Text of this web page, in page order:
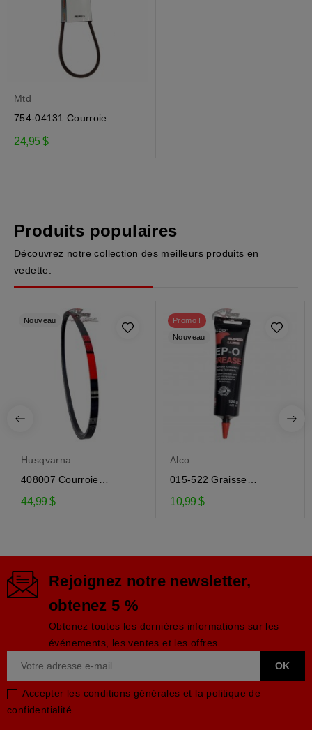
Mtd
754-04131 Courroie
24,95 $
Produits populaires
Découvrez notre collection des meilleurs produits en
vedette.
Nouveau
Husqvarna
408007 Courroie
d'entraînement de la...
44,99 $
Promo !
Nouveau
Alco
015-522 Graisse
engrenage EP-0 pour...
10,99 $
Rejoignez notre newsletter,
obtenez 5 %
Obtenez toutes les dernières informations sur les
événements, les ventes et les offres
Accepter les conditions générales et la politique de
confidentialité